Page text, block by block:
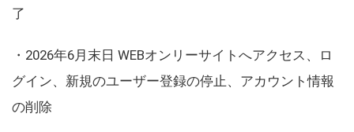
了
・2026年6月末日 WEBオンリーサイトへアクセス、ロ
グイン、新規のユーザー登録の停止、アカウント情報
の削除